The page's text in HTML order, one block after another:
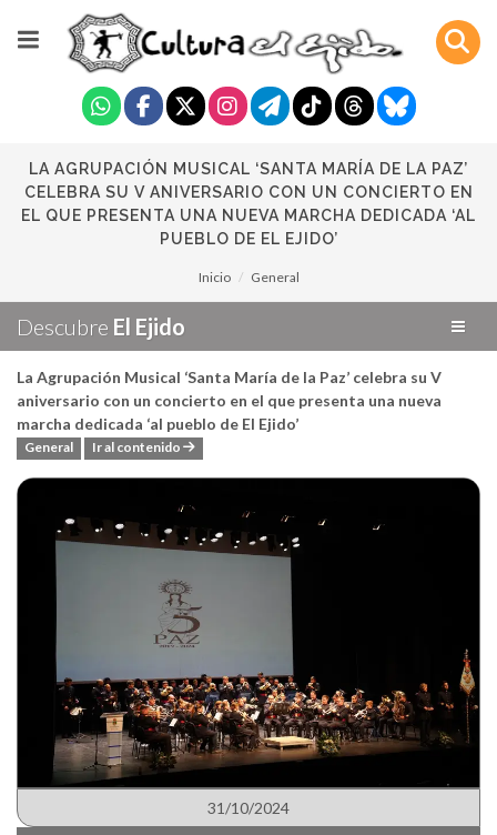
LA AGRUPACIÓN MUSICAL ‘SANTA MARÍA DE LA PAZ’
CELEBRA SU V ANIVERSARIO CON UN CONCIERTO EN
EL QUE PRESENTA UNA NUEVA MARCHA DEDICADA ‘AL
PUEBLO DE EL EJIDO’
Inicio General
Descubre El Ejido
La Agrupación Musical ‘Santa María de la Paz’ celebra su V
aniversario con un concierto en el que presenta una nueva
marcha dedicada ‘al pueblo de El Ejido’
General Ir al contenido
31/10/2024